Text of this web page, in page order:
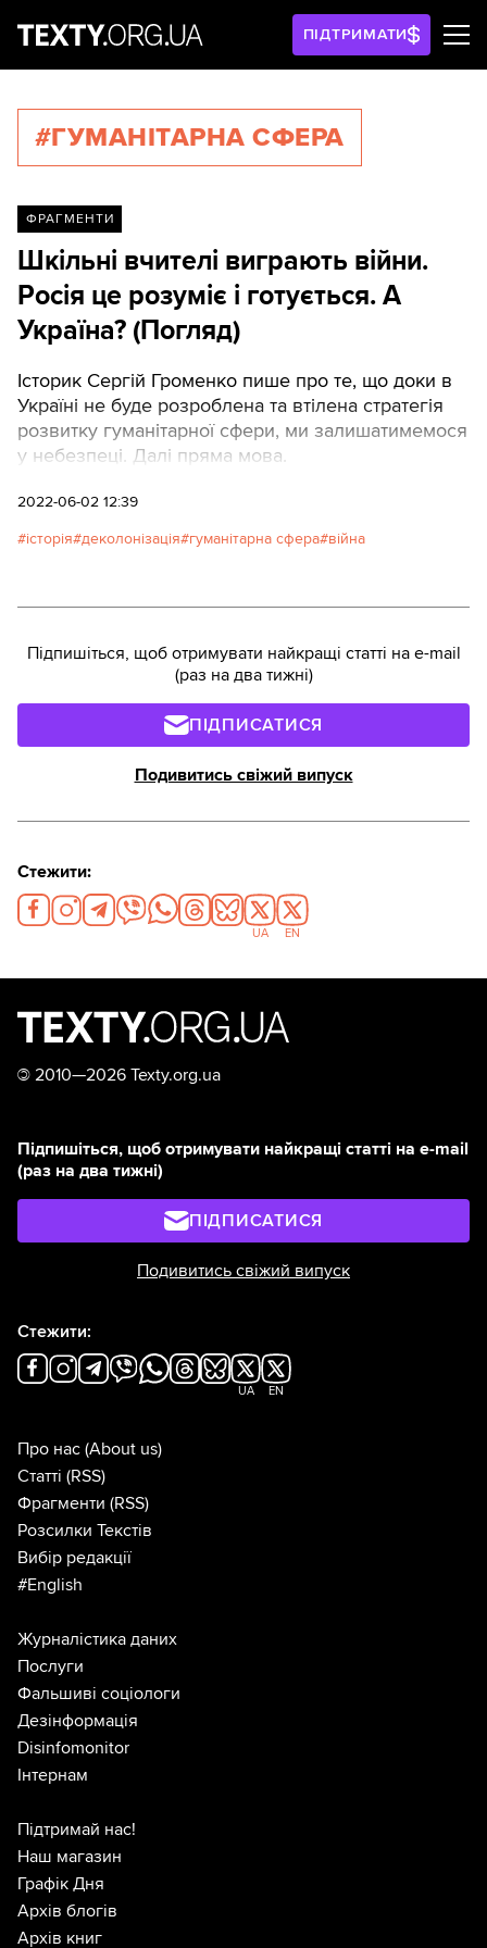
ПІДТРИМАТИ
#ГУМАНІТАРНА СФЕРА
ФРАГМЕНТИ
Шкільні вчителі виграють війни.
Росія це розуміє і готується. А
Україна? (Погляд)
Історик Сергій Громенко пише про те, що доки в
Україні не буде розроблена та втілена стратегія
розвитку гуманітарної сфери, ми залишатимемося
у небезпеці. Далі пряма мова.
2022-06-02 12:39
історія деколонізація гуманітарна сфера війна
Підпишіться, щоб отримувати найкращі статті на e-mail
(раз на два тижні)
ПІДПИСАТИСЯ
Подивитись свіжий випуск
Стежити:
UA EN
© 2010—2026 Texty.org.ua
Підпишіться, щоб отримувати найкращі статті на e-mail
(раз на два тижні)
ПІДПИСАТИСЯ
Подивитись свіжий випуск
Стежити:
UA EN
Про нас (About us)
Статті (RSS)
Фрагменти (RSS)
Розсилки Текстів
Вибір редакції
#English
Журналістика даних
Послуги
Фальшиві соціологи
Дезінформація
Disinfomonitor
Інтернам
Підтримай нас!
Наш магазин
Графік Дня
Архів блогів
Архів книг